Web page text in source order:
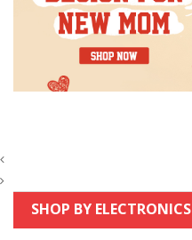
SHOP BY ELECTRONICS